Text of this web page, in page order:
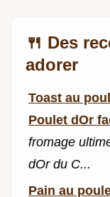
🍴 Des
adorer
Toast au
Poulet dOr
fromage
dOr du C...
Pain au